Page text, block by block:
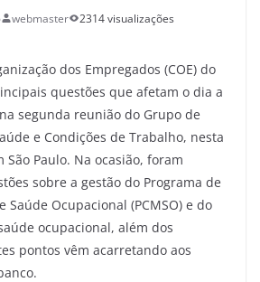
webmaster
2314 visualizações
dos Empregados (COE) do
questões que afetam o dia a
segunda reunião do Grupo de
e Condições de Trabalho, nesta
Paulo. Na ocasião, foram
sobre a gestão do Programa de
Saúde Ocupacional (PCMSO) e do
ocupacional, além dos
pontos vêm acarretando aos